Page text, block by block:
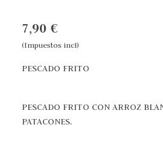
7,90 €
(Impuestos incl)
PESCADO FRITO
PESCADO FRITO CON ARROZ
PATACONES.